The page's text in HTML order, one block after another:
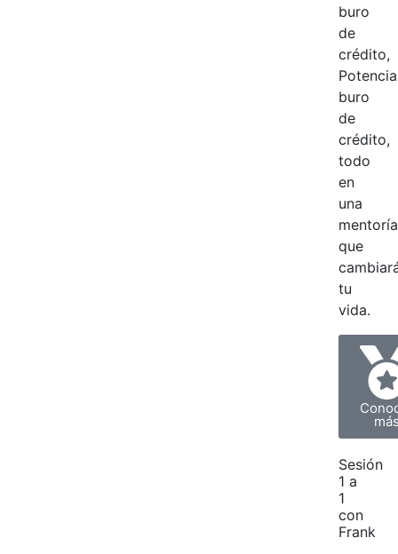
buro
de
crédito,
buro
de
crédito,
todo
en
una
mentoría
que
tu
vida.
Sesión
1 a
1
con
Frank